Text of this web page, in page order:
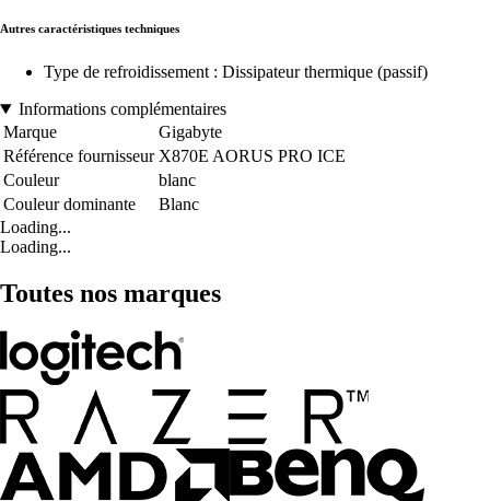
Autres caractéristiques techniques
Type de refroidissement : Dissipateur thermique (passif)
Informations complémentaires
Marque
Gigabyte
Référence fournisseur X870E AORUS PRO ICE
Couleur
blanc
Couleur dominante
Blanc
Loading...
Loading...
Toutes nos marques